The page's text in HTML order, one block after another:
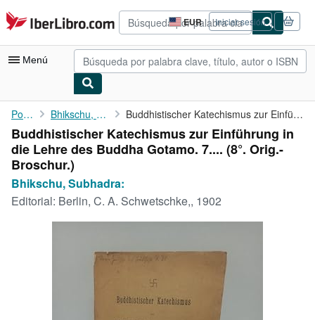
Pasar al contenido principal
IberLibro.com EUR
Preferencias
de
compra
del
Iniciar sesión
Menú
Mi cuenta
Consultar mis pedidos
Búsqueda avanzada
Colecciones
Portada Bhikschu, Subhadra: Buddhistischer Katechismus zur Einführung in die Lehre des ...
Buddhistischer Katechismus zur Einführung in
die Lehre des Buddha Gotamo. 7.... (8°. Orig.-
Broschur.)
Bhikschu, Subhadra:
Editorial: Berlin, C. A. Schwetschke,, 1902